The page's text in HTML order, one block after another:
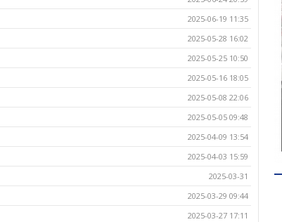
2025-06-19 11:35
2025-05-28 16:02
2025-05-25 10:50
2025-05-16 18:05
2025-05-08 22:06
2025-05-05 09:48
2025-04-09 13:54
2025-04-03 15:59
2025-03-31
2025-03-29 09:44
2025-03-27 17:11